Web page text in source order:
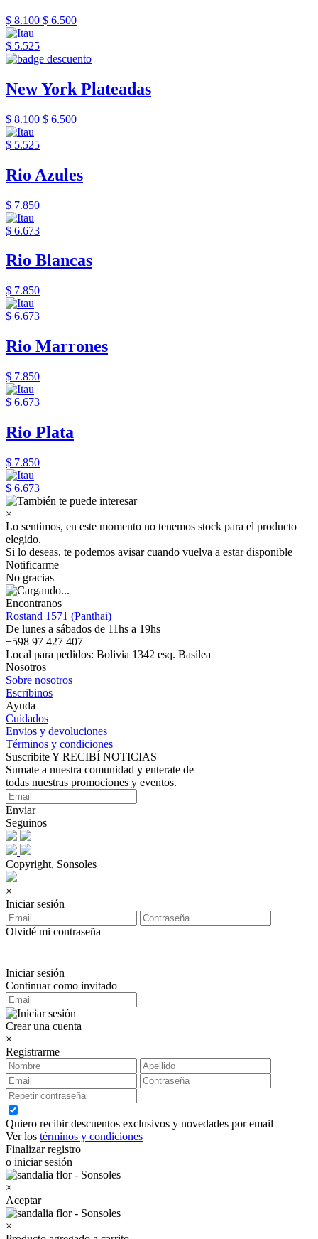
$ 8.100 $ 6.500
$ 5.525
New York Plateadas
$ 8.100 $ 6.500
$ 5.525
Rio Azules
$ 7.850
$ 6.673
Rio Blancas
$ 7.850
$ 6.673
Rio Marrones
$ 7.850
$ 6.673
Rio Plata
$ 7.850
$ 6.673
×
Lo sentimos, en este momento no tenemos stock para el producto
elegido.
Si lo deseas, te podemos avisar cuando vuelva a estar disponible
Notificarme
No gracias
Encontranos
Rostand 1571 (Panthai)
De lunes a sábados de 11hs a 19hs
+598 97 427 407
Local para pedidos: Bolivia 1342 esq. Basilea
Nosotros
Sobre nosotros
Escribinos
Ayuda
Cuidados
Envios y devoluciones
Términos y condiciones
Suscribite Y RECIBÍ NOTICIAS
Sumate a nuestra comunidad y enterate de
todas nuestras promociones y eventos.
Enviar
Seguinos
Copyright, Sonsoles
×
Iniciar sesión
Olvidé mi contraseña
Iniciar sesión
Continuar como invitado
Crear una cuenta
×
Registrarme
Quiero recibir descuentos exclusivos y novedades por email
Ver los términos y condiciones
Finalizar registro
o iniciar sesión
×
Aceptar
×